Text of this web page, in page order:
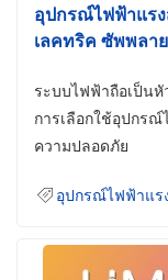
อุปกรณ์ไฟฟ้าแรง
เลคทริค ซัพพลาย
ระบบไฟฟ้าถือเป็น
การเลือกใช้อุปกร
ความปลอดภัย
อุปกรณ์ไฟฟ้าแร